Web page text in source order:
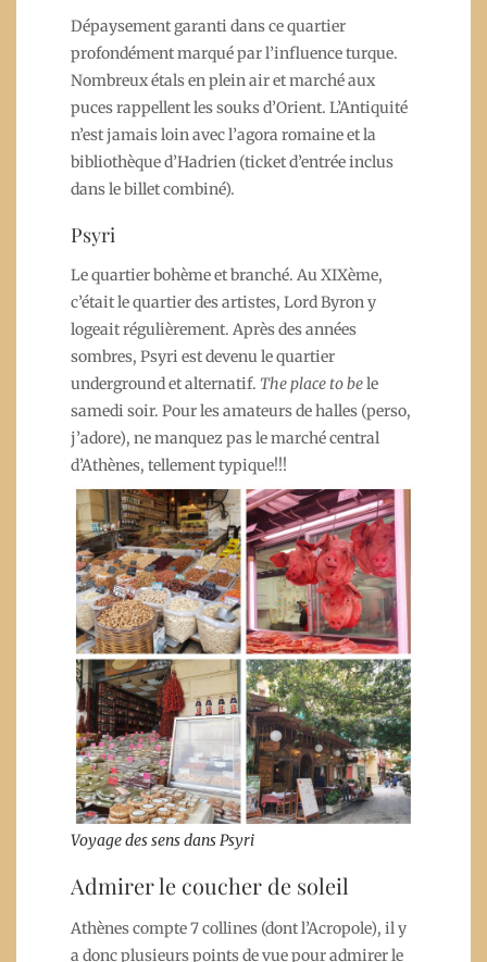
Dépaysement garanti dans ce quartier
profondément marqué par l’influence turque.
Nombreux étals en plein air et marché aux
puces rappellent les souks d’Orient. L’Antiquité
n’est jamais loin avec l’agora romaine et la
bibliothèque d’Hadrien (ticket d’entrée inclus
dans le billet combiné).
Psyri
Le quartier bohème et branché. Au XIXème,
c’était le quartier des artistes, Lord Byron y
logeait régulièrement. Après des années
sombres, Psyri est devenu le quartier
underground et alternatif. The place to bele
samedi soir. Pour les amateurs de halles (perso,
j’adore), ne manquez pas le marché central
d’Athènes, tellement typique!!!
Voyage des sens dans Psyri
Admirer le coucher de soleil
Athènes compte 7 collines (dont l’Acropole), il y
a donc plusieurs points de vue pour admirer le